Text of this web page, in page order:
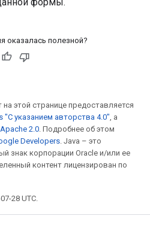
оказалась полезной?
на этой странице предоставляется
"С указанием авторства 4.0", а
2.0. Подробнее об этом
Developers. Java – это
знак корпорации Oracle и/или ее
контент лицензирован по
28 UTC.